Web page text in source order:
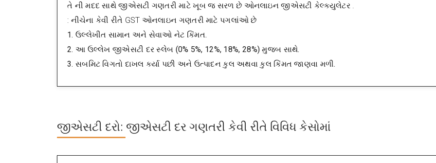
તે ની મદદ સાથે જીએસટી ગણતરી માટે ખૂબ જ સરળ છે ઓનલાઇન જીએસટી કેલ્ક્યુલેટર.
: નીચેના કેવી રીતે GST ઓનલાઇન ગણતરી માટે પગલાંઓ છે
1. ઉલ્લેખીત સામાન અને સેવાઓ નેટ કિંમત.
2. આ ઉલ્લેખ જીએસટી દર સ્લેબ (0% 5%, 12%, 18%, 28%) મુજબ સાથે.
3. સબમિટ વિગતો દાખલ કર્યા પછી અને ઉત્પાદન કુલ અથવા કુલ કિંમત જાણવા મળી.
જીએસટી દરો: જીએસટી દર ગણતરી કેવી રીતે વિવિધ કેસોમાં